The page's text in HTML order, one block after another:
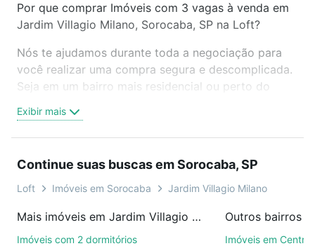
Por que comprar Imóveis com 3 vagas à venda em
Jardim Villagio Milano, Sorocaba, SP na Loft?
Nós te ajudamos durante toda a negociação para
você realizar uma compra segura e descomplicada.
Seja em um bairro mais residencial ou perto do
oferta ideal de Imóveis com 3 vagas à venda em
Jardim Villagio Milano, Sorocaba, SP para
ou por videochamada, é grátis, sem compromisso e
você ainda conta com mais de 46 mil corretores e
de imóveis.
Exibir mais
Continue suas buscas em Sorocaba, SP
Loft Imóveis em Sorocaba Jardim Villagio Milano
Mais imóveis em Jardim Villagio Milano
Imóveis com 2 dormitórios
Outros bairros
Imóveis em Centro